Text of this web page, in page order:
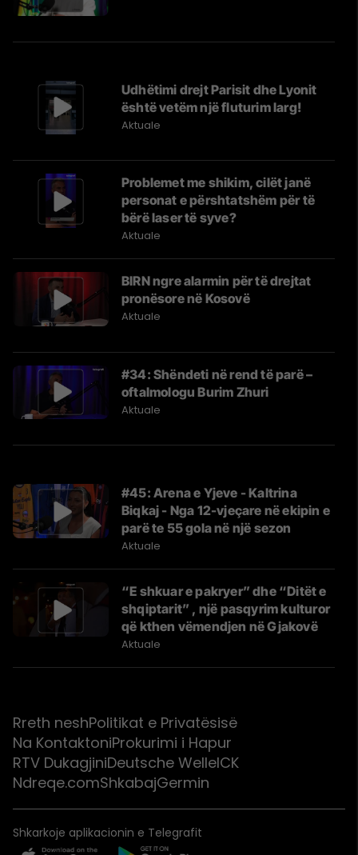
Udhëtimi drejt Parisit dhe Lyonit
është vetëm një fluturim larg!
Aktuale
Problemet me shikim, cilët janë
personat e përshtatshëm për të
bërë laser të syve?
Aktuale
BIRN ngre alarmin për të drejtat
pronësore në Kosovë
Aktuale
#34: Shëndeti në rend të parë –
oftalmologu Burim Zhuri
Aktuale
#45: Arena e Yjeve - Kaltrina
Biqkaj - Nga 12-vjeçare në ekipin e
parë te 55 gola në një sezon
Aktuale
“E shkuar e pakryer” dhe “Ditët e
shqiptarit” , një pasqyrim kulturor
që kthen vëmendjen në Gjakovë
Aktuale
Rreth neshPolitikat e Privatësisë
Na KontaktoniProkurimi i Hapur
RTV DukagjiniDeutsche WelleICK
Ndreqe.comShkabajGermin
Shkarkoje aplikacionin e Telegrafit